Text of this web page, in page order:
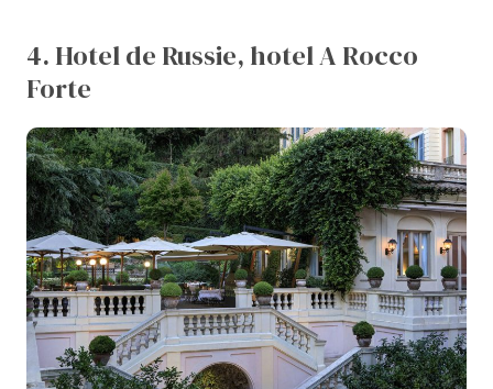
4. Hotel de Russie, hotel A Rocco
Forte